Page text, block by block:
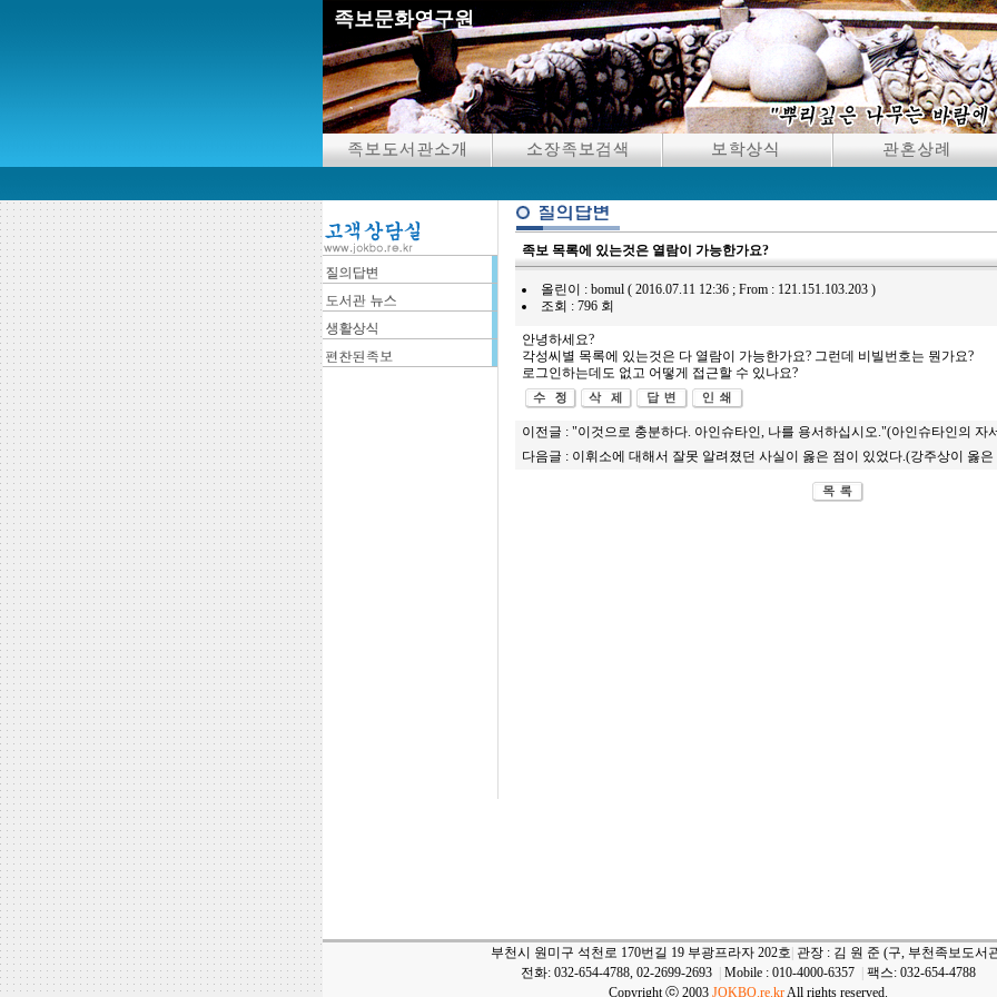
족보문화연구원
족보 목록에 있는것은 열람이 가능한가요?
올린이 : bomul ( 2016.07.11 12:36 ; From : 121.151.103.203 )
조회 : 796 회
안녕하세요?
각성씨별 목록에 있는것은 다 열람이 가능한가요? 그런데 비빌번호는 뭔가요?
로그인하는데도 없고 어떻게 접근할 수 있나요?
이전글 : "이것으로 충분하다. 아인슈타인, 나를 용서하십시오."(아인슈타인의 자
다음글 : 이휘소에 대해서 잘못 알려졌던 사실이 옳은 점이 있었다.(강주상이 옳은
부천시 원미구 석천로 170번길 19 부광프라자 202호 관장 : 김 원 준 (구, 부천족보도서
전화: 032-654-4788, 02-2699-2693
Mobile : 010-4000-6357
팩스: 032-654-4788
Copyright ⓒ 2003 JOKBO.re.krAll rights reserved.